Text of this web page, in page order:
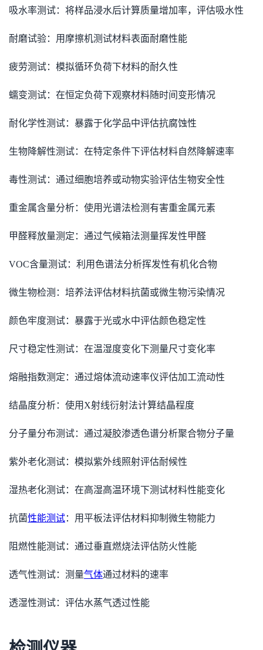
吸水率测试：将样品浸水后计算质量增加率，评估吸水性
耐磨试验：用摩擦机测试材料表面耐磨性能
疲劳测试：模拟循环负荷下材料的耐久性
蠕变测试：在恒定负荷下观察材料随时间变形情况
耐化学性测试：暴露于化学品中评估抗腐蚀性
生物降解性测试：在特定条件下评估材料自然降解速率
毒性测试：通过细胞培养或动物实验评估生物安全性
重金属含量分析：使用光谱法检测有害重金属元素
甲醛释放量测定：通过气候箱法测量挥发性甲醛
VOC含量测试：利用色谱法分析挥发性有机化合物
微生物检测：培养法评估材料抗菌或微生物污染情况
颜色牢度测试：暴露于光或水中评估颜色稳定性
尺寸稳定性测试：在温湿度变化下测量尺寸变化率
熔融指数测定：通过熔体流动速率仪评估加工流动性
结晶度分析：使用X射线衍射法计算结晶程度
分子量分布测试：通过凝胶渗透色谱分析聚合物分子量
紫外老化测试：模拟紫外线照射评估耐候性
湿热老化测试：在高湿高温环境下测试材料性能变化
抗菌性能测试：用平板法评估材料抑制微生物能力
阻燃性能测试：通过垂直燃烧法评估防火性能
透气性测试：测量气体通过材料的速率
透湿性测试：评估水蒸气透过性能